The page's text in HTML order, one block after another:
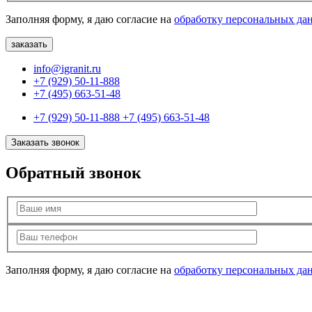
Заполняя форму, я даю согласие на обработку персональных
info@igranit.ru
+7 (929) 50-11-888
+7 (495) 663-51-48
+7 (929) 50-11-888 +7 (495) 663-51-48
Заказать звонок
Обратный звонок
Заполняя форму, я даю согласие на обработку персональных